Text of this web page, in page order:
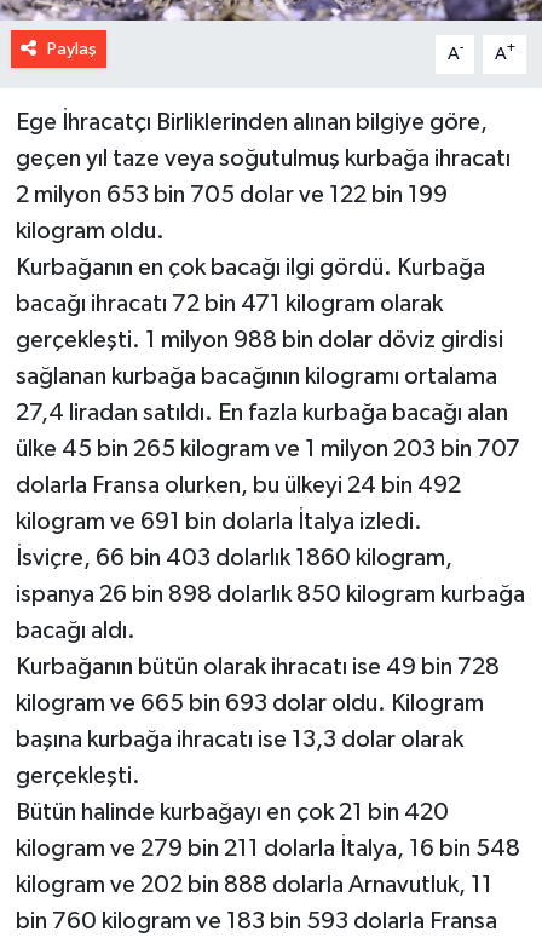
Paylaş A- A+
Ege İhracatçı Birliklerinden alınan bilgiye göre,
geçen yıl taze veya soğutulmuş kurbağa ihracatı
2 milyon 653 bin 705 dolar ve 122 bin 199
kilogram oldu.
Kurbağanın en çok bacağı ilgi gördü. Kurbağa
bacağı ihracatı 72 bin 471 kilogram olarak
gerçekleşti. 1 milyon 988 bin dolar döviz girdisi
sağlanan kurbağa bacağının kilogramı ortalama
27,4 liradan satıldı. En fazla kurbağa bacağı alan
ülke 45 bin 265 kilogram ve 1 milyon 203 bin 707
dolarla Fransa olurken, bu ülkeyi 24 bin 492
kilogram ve 691 bin dolarla İtalya izledi.
İsviçre, 66 bin 403 dolarlık 1860 kilogram,
ispanya 26 bin 898 dolarlık 850 kilogram kurbağa
bacağı aldı.
Kurbağanın bütün olarak ihracatı ise 49 bin 728
kilogram ve 665 bin 693 dolar oldu. Kilogram
başına kurbağa ihracatı ise 13,3 dolar olarak
gerçekleşti.
Bütün halinde kurbağayı en çok 21 bin 420
kilogram ve 279 bin 211 dolarla İtalya, 16 bin 548
kilogram ve 202 bin 888 dolarla Arnavutluk, 11
bin 760 kilogram ve 183 bin 593 dolarla Fransa